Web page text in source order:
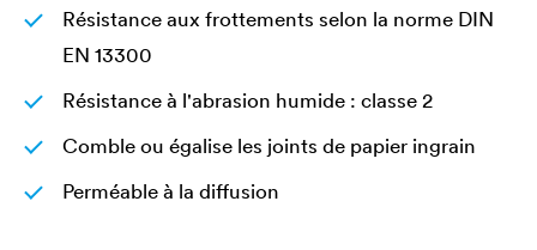
Résistance aux frottements selon la norme DIN
EN 13300
Résistance à l'abrasion humide : classe 2
Comble ou égalise les joints de papier ingrain
Perméable à la diffusion